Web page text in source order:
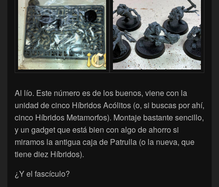
Al lío. Este número es de los buenos, viene con la
unidad de cinco Híbridos Acólitos (o, si buscas por ahí,
cinco Híbridos Metamorfos). Montaje bastante sencillo,
y un gadget que está bien con algo de ahorro si
miramos la antigua caja de Patrulla (o la nueva, que
tiene diez Híbridos).
¿Y el fascículo?